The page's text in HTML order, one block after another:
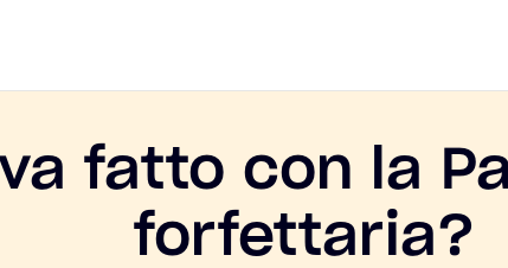
fatto con la
forfettaria?